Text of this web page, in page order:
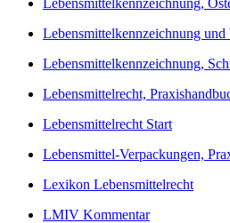
Lebensmittelkennzeichnung und
Lebensmittelkennzeichnung,
Lebensmittelrecht,
Lebensmittelrecht Start
Lebensmittel-Verpackungen,
Lexikon Lebensmittelrecht
LMIV Kommentar